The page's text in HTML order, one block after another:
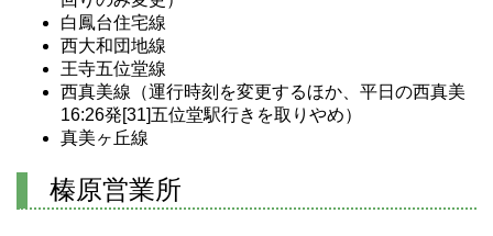
白鳳台住宅線
西大和団地線
王寺五位堂線
西真美線（運行時刻を変更するほか、平日の西真美
16:26発[31]五位堂駅行きを取りやめ）
真美ヶ丘線
榛原営業所